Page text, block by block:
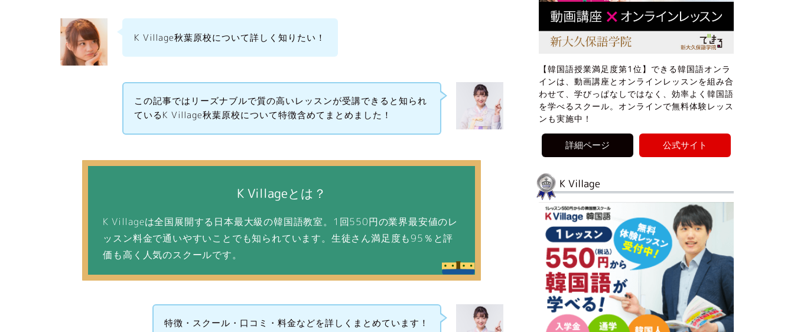
K Village秋葉原校について詳しく知りたい！
この記事ではリーズナブルで質の高いレッスンが受講できると知られ
ているK Village秋葉原校について特徴含めてまとめました！
K Villageとは？
K Villageは全国展開する日本最大級の韓国語教室。1回550円の業界最安値のレ
ッスン料金で通いやすいことでも知られています。生徒さん満足度も95％と評
価も高く人気のスクールです。
特徴・スクール・口コミ・料金などを詳しくまとめています！
【韓国語授業満足度第1位】できる韓国語オンラ
インは、動画講座とオンラインレッスンを組み合
わせて、学びっぱなしではなく、効率よく韓国語
を学べるスクール。オンラインで無料体験レッス
ンも実施中！
詳細ページ 公式サイト
K Village